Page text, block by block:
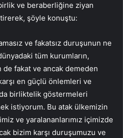
ve beraberliğine ziyan
şöyle konuştu:
ve fakatsız duruşunun ne
tüm kurumların,
fakat ve ancak demeden
en güçlü önlemleri ve
birliktelik göstermeleri
istiyorum. Bu atak ülkemizin
ve yaralananlarımız içimizde
bizim karşı duruşumuzu ve